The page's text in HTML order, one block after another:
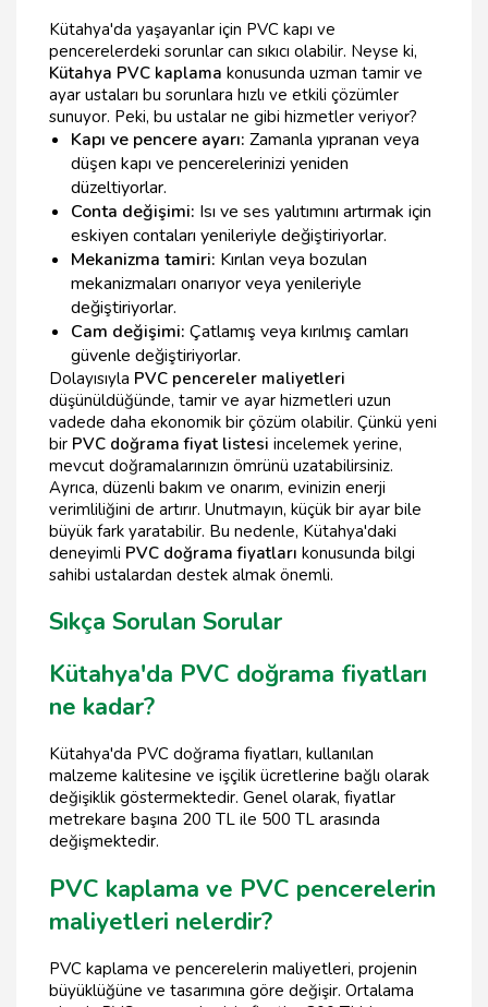
Kütahya'da yaşayanlar için PVC kapı ve
pencerelerdeki sorunlar can sıkıcı olabilir. Neyse ki,
Kütahya PVC kaplama konusunda uzman tamir ve
ayar ustaları bu sorunlara hızlı ve etkili çözümler
sunuyor. Peki, bu ustalar ne gibi hizmetler veriyor?
Kapı ve pencere ayarı: Zamanla yıpranan veya
düşen kapı ve pencerelerinizi yeniden
düzeltiyorlar.
Conta değişimi: Isı ve ses yalıtımını artırmak için
eskiyen contaları yenileriyle değiştiriyorlar.
Mekanizma tamiri: Kırılan veya bozulan
mekanizmaları onarıyor veya yenileriyle
değiştiriyorlar.
Cam değişimi: Çatlamış veya kırılmış camları
güvenle değiştiriyorlar.
Dolayısıyla PVC pencereler maliyetleri
düşünüldüğünde, tamir ve ayar hizmetleri uzun
vadede daha ekonomik bir çözüm olabilir. Çünkü yeni
bir PVC doğrama fiyat listesi incelemek yerine,
mevcut doğramalarınızın ömrünü uzatabilirsiniz.
Ayrıca, düzenli bakım ve onarım, evinizin enerji
verimliliğini de artırır. Unutmayın, küçük bir ayar bile
büyük fark yaratabilir. Bu nedenle, Kütahya'daki
deneyimli PVC doğrama fiyatları konusunda bilgi
sahibi ustalardan destek almak önemli.
Sıkça Sorulan Sorular
Kütahya'da PVC doğrama fiyatları
ne kadar?
Kütahya'da PVC doğrama fiyatları, kullanılan
malzeme kalitesine ve işçilik ücretlerine bağlı olarak
değişiklik göstermektedir. Genel olarak, fiyatlar
metrekare başına 200 TL ile 500 TL arasında
değişmektedir.
PVC kaplama ve PVC pencerelerin
maliyetleri nelerdir?
PVC kaplama ve pencerelerin maliyetleri, projenin
büyüklüğüne ve tasarımına göre değişir. Ortalama